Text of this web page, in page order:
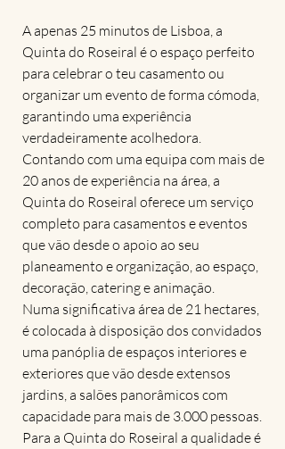
A apenas 25 minutos de Lisboa, a
Quinta do Roseiral é o espaço perfeito
para celebrar o teu casamento ou
organizar um evento de forma cómoda,
garantindo uma experiência
verdadeiramente acolhedora.
Contando com uma equipa com mais de
20 anos de experiência na área, a
Quinta do Roseiral oferece um serviço
completo para casamentos e eventos
que vão desde o apoio ao seu
planeamento e organização, ao espaço,
decoração, catering e animação.
Numa significativa área de 21 hectares,
é colocada à disposição dos convidados
uma panóplia de espaços interiores e
exteriores que vão desde extensos
jardins, a salões panorâmicos com
capacidade para mais de 3.000 pessoas.
Para a Quinta do Roseiral a qualidade é